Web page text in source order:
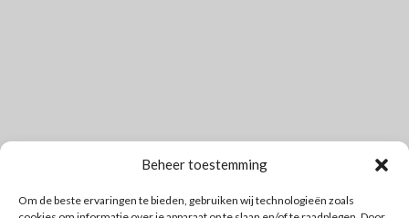
Beheer toestemming
Om de beste ervaringen te bieden, gebruiken wij technologieën zoals